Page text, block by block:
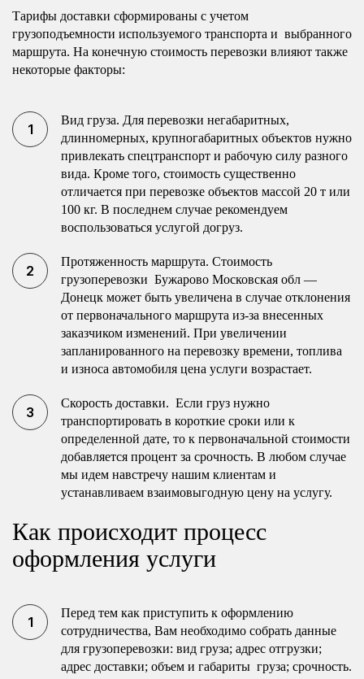
Тарифы доставки сформированы с учетом
грузоподъемности используемого транспорта и выбранного
маршрута. На конечную стоимость перевозки влияют также
некоторые факторы:
Вид груза. Для перевозки негабаритных,
длинномерных, крупногабаритных объектов нужно
привлекать спецтранспорт и рабочую силу разного
вида. Кроме того, стоимость существенно
отличается при перевозке объектов массой 20 т или
100 кг. В последнем случае рекомендуем
воспользоваться услугой догруз.
Протяженность маршрута. Стоимость
грузоперевозки Бужарово Московская обл —
Донецк может быть увеличена в случае отклонения
от первоначального маршрута из-за внесенных
заказчиком изменений. При увеличении
запланированного на перевозку времени, топлива
и износа автомобиля цена услуги возрастает.
Скорость доставки. Если груз нужно
транспортировать в короткие сроки или к
определенной дате, то к первоначальной стоимости
добавляется процент за срочность. В любом случае
мы идем навстречу нашим клиентам и
устанавливаем взаимовыгодную цену на услугу.
Как происходит процесс
оформления услуги
Перед тем как приступить к оформлению
сотрудничества, Вам необходимо собрать данные
для грузоперевозки: вид груза; адрес отгрузки;
адрес доставки; объем и габариты груза; срочность.